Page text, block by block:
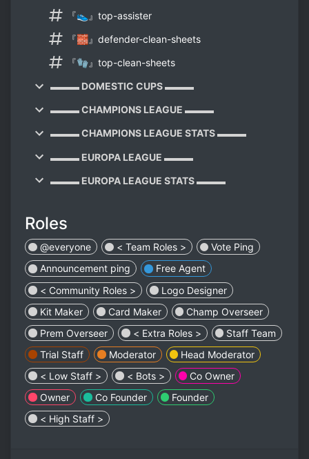
『👟』top-assister
『🧱』defender-clean-sheets
『🧤』top-clean-sheets
▬▬▬ DOMESTIC CUPS ▬▬▬
▬▬▬ CHAMPIONS LEAGUE ▬▬▬
▬▬▬ CHAMPIONS LEAGUE STATS ▬▬▬
▬▬▬ EUROPA LEAGUE ▬▬▬
▬▬▬ EUROPA LEAGUE STATS ▬▬▬
Roles
@everyone < Team Roles >
Vote Ping
Announcement ping
Free Agent
< Community Roles >
Logo Designer
Kit Maker
Card Maker
Champ Overseer
Prem Overseer
< Extra Roles >
Staff Team
Trial Staff
Moderator
Head Moderator
< Low Staff >
< Bots >
Co Owner
Owner
Co Founder
Founder
< High Staff >